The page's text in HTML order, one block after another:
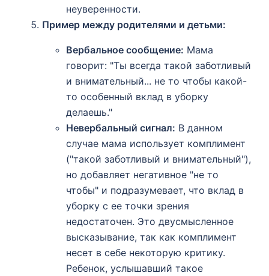
неуверенности.
Пример между родителями и детьми:
Вербальное сообщение: Мама
говорит: "Ты всегда такой заботливый
и внимательный... не то чтобы какой-
то особенный вклад в уборку
делаешь."
Невербальный сигнал: В данном
случае мама использует комплимент
("такой заботливый и внимательный"),
но добавляет негативное "не то
чтобы" и подразумевает, что вклад в
уборку с ее точки зрения
недостаточен. Это двусмысленное
высказывание, так как комплимент
несет в себе некоторую критику.
Ребенок, услышавший такое